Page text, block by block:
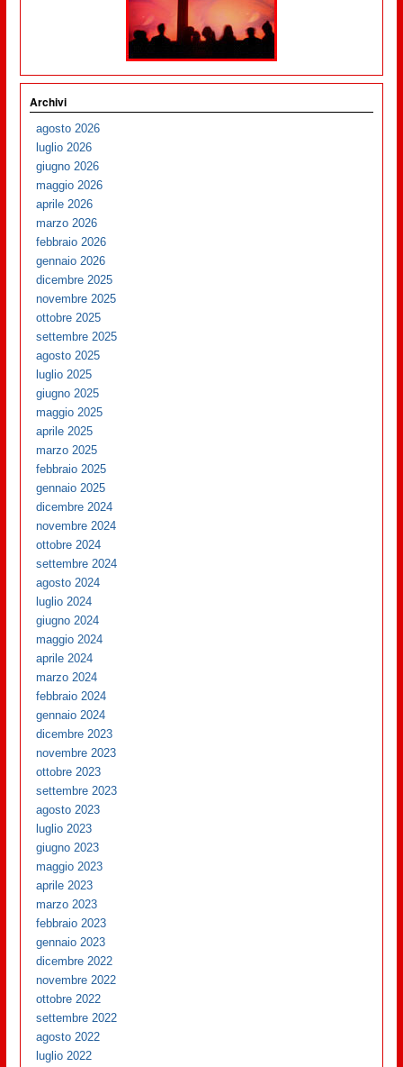
Archivi
agosto 2026
luglio 2026
giugno 2026
maggio 2026
aprile 2026
marzo 2026
febbraio 2026
gennaio 2026
dicembre 2025
novembre 2025
ottobre 2025
settembre 2025
agosto 2025
luglio 2025
giugno 2025
maggio 2025
aprile 2025
marzo 2025
febbraio 2025
gennaio 2025
dicembre 2024
novembre 2024
ottobre 2024
settembre 2024
agosto 2024
luglio 2024
giugno 2024
maggio 2024
aprile 2024
marzo 2024
febbraio 2024
gennaio 2024
dicembre 2023
novembre 2023
ottobre 2023
settembre 2023
agosto 2023
luglio 2023
giugno 2023
maggio 2023
aprile 2023
marzo 2023
febbraio 2023
gennaio 2023
dicembre 2022
novembre 2022
ottobre 2022
settembre 2022
agosto 2022
luglio 2022